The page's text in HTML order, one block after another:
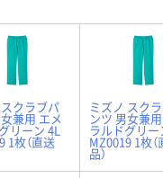
クラブパ
兼用 エメ
リーン 4L
1枚（直送
ミズノ スク
ンツ 男女兼
ラルドグリー
MZ0019 1枚（
品）